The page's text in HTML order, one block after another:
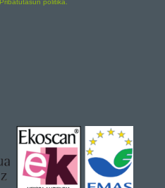
Pribatutasun politika.